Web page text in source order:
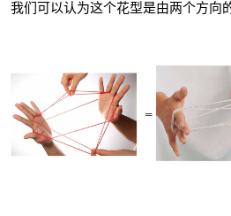
我们可以认为这个花型是由两个方向